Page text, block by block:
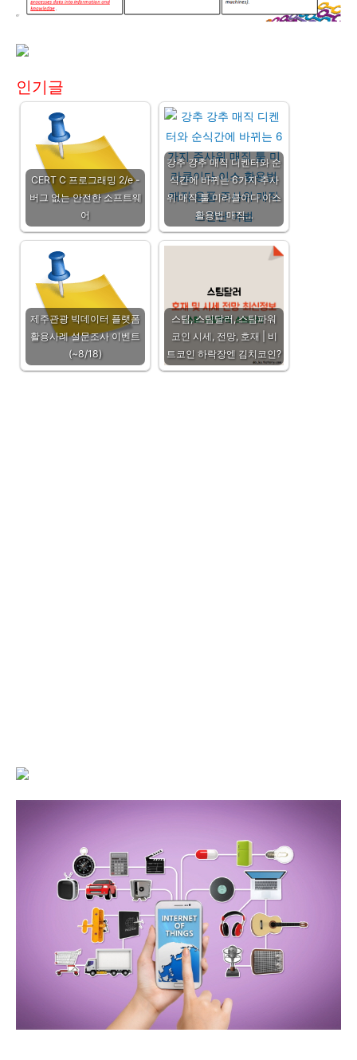
인기글
CERT C 프로그래밍 2/e -
버그 없는 안전한 소프트웨
어
강추 강추 매직 디켄터와 순
식간에 바뀌는 6가지 주사
위 매직 툴 미라클이다 이스
활용법 매직…
제주관광 빅데이터 플랫폼
활용사례 설문조사 이벤트
(~8/18)
스팀, 스팀달러, 스팀파워
코인 시세, 전망, 호재 | 비
트코인 하락장엔 김치코인?